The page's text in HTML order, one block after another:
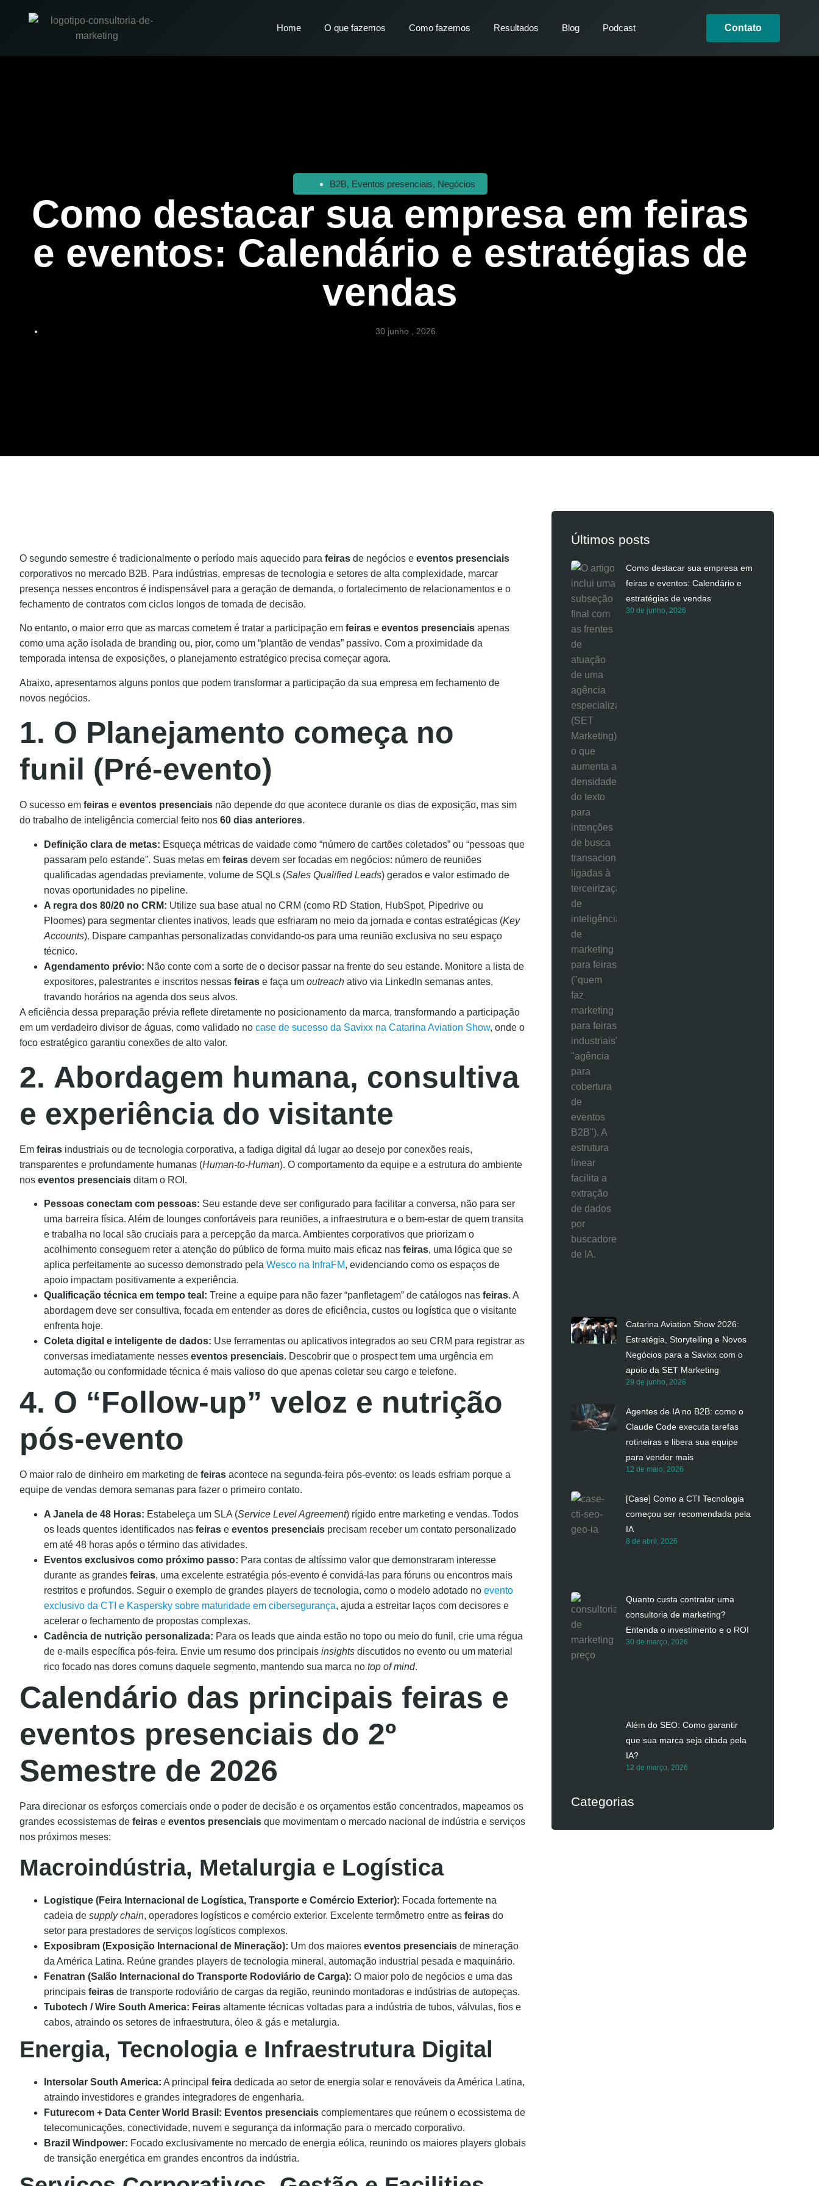
Home O que fazemos Como fazemos Resultados Blog Podcast Contato
B2B, Eventos presenciais, Negócios
Como destacar sua empresa em feiras
e eventos: Calendário e estratégias de
vendas
30 junho , 2026
O segundo semestre é tradicionalmente o período mais aquecido para feiras de negócios e eventos presenciais
corporativos no mercado B2B. Para indústrias, empresas de tecnologia e setores de alta complexidade, marcar
presença nesses encontros é indispensável para a geração de demanda, o fortalecimento de relacionamentos e o
fechamento de contratos com ciclos longos de tomada de decisão.
No entanto, o maior erro que as marcas cometem é tratar a participação em feiras e eventos presenciais apenas
como uma ação isolada de branding ou, pior, como um “plantão de vendas” passivo. Com a proximidade da
temporada intensa de exposições, o planejamento estratégico precisa começar agora.
Abaixo, apresentamos alguns pontos que podem transformar a participação da sua empresa em fechamento de
novos negócios.
1. O Planejamento começa no
funil (Pré-evento)
O sucesso em feiras e eventos presenciais não depende do que acontece durante os dias de exposição, mas sim
do trabalho de inteligência comercial feito nos 60 dias anteriores.
Definição clara de metas: Esqueça métricas de vaidade como “número de cartões coletados” ou “pessoas que
passaram pelo estande”. Suas metas em feiras devem ser focadas em negócios: número de reuniões
qualificadas agendadas previamente, volume de SQLs (Sales Qualified Leads) gerados e valor estimado de
novas oportunidades no pipeline.
A regra dos 80/20 no CRM: Utilize sua base atual no CRM (como RD Station, HubSpot, Pipedrive ou
Ploomes) para segmentar clientes inativos, leads que esfriaram no meio da jornada e contas estratégicas (Key
Accounts). Dispare campanhas personalizadas convidando-os para uma reunião exclusiva no seu espaço
técnico.
Agendamento prévio: Não conte com a sorte de o decisor passar na frente do seu estande. Monitore a lista de
expositores, palestrantes e inscritos nessas feiras e faça um outreach ativo via LinkedIn semanas antes,
travando horários na agenda dos seus alvos.
A eficiência dessa preparação prévia reflete diretamente no posicionamento da marca, transformando a participação
em um verdadeiro divisor de águas, como validado no case de sucesso da Savixx na Catarina Aviation Show, onde o
foco estratégico garantiu conexões de alto valor.
2. Abordagem humana, consultiva
e experiência do visitante
Em feiras industriais ou de tecnologia corporativa, a fadiga digital dá lugar ao desejo por conexões reais,
transparentes e profundamente humanas (Human-to-Human). O comportamento da equipe e a estrutura do ambiente
nos eventos presenciais ditam o ROI.
Pessoas conectam com pessoas: Seu estande deve ser configurado para facilitar a conversa, não para ser
uma barreira física. Além de lounges confortáveis para reuniões, a infraestrutura e o bem-estar de quem transita
e trabalha no local são cruciais para a percepção da marca. Ambientes corporativos que priorizam o
acolhimento conseguem reter a atenção do público de forma muito mais eficaz nas feiras, uma lógica que se
aplica perfeitamente ao sucesso demonstrado pela Wesco na InfraFM, evidenciando como os espaços de
apoio impactam positivamente a experiência.
Qualificação técnica em tempo teal: Treine a equipe para não fazer “panfletagem” de catálogos nas feiras. A
abordagem deve ser consultiva, focada em entender as dores de eficiência, custos ou logística que o visitante
enfrenta hoje.
Coleta digital e inteligente de dados: Use ferramentas ou aplicativos integrados ao seu CRM para registrar as
conversas imediatamente nesses eventos presenciais. Descobrir que o prospect tem uma urgência em
automação ou conformidade técnica é mais valioso do que apenas coletar seu cargo e telefone.
4. O “Follow-up” veloz e nutrição
pós-evento
O maior ralo de dinheiro em marketing de feiras acontece na segunda-feira pós-evento: os leads esfriam porque a
equipe de vendas demora semanas para fazer o primeiro contato.
A Janela de 48 Horas: Estabeleça um SLA (Service Level Agreement) rígido entre marketing e vendas. Todos
os leads quentes identificados nas feiras e eventos presenciais precisam receber um contato personalizado
em até 48 horas após o término das atividades.
Eventos exclusivos como próximo passo: Para contas de altíssimo valor que demonstraram interesse
durante as grandes feiras, uma excelente estratégia pós-evento é convidá-las para fóruns ou encontros mais
restritos e profundos. Seguir o exemplo de grandes players de tecnologia, como o modelo adotado no evento
exclusivo da CTI e Kaspersky sobre maturidade em cibersegurança, ajuda a estreitar laços com decisores e
acelerar o fechamento de propostas complexas.
Cadência de nutrição personalizada: Para os leads que ainda estão no topo ou meio do funil, crie uma régua
de e-mails específica pós-feira. Envie um resumo dos principais insights discutidos no evento ou um material
rico focado nas dores comuns daquele segmento, mantendo sua marca no top of mind.
Calendário das principais feiras e
eventos presenciais do 2º
Semestre de 2026
Para direcionar os esforços comerciais onde o poder de decisão e os orçamentos estão concentrados, mapeamos os
grandes ecossistemas de feiras e eventos presenciais que movimentam o mercado nacional de indústria e serviços
nos próximos meses:
Macroindústria, Metalurgia e Logística
Logistique (Feira Internacional de Logística, Transporte e Comércio Exterior): Focada fortemente na
cadeia de supply chain, operadores logísticos e comércio exterior. Excelente termômetro entre as feiras do
setor para prestadores de serviços logísticos complexos.
Exposibram (Exposição Internacional de Mineração): Um dos maiores eventos presenciais de mineração
da América Latina. Reúne grandes players de tecnologia mineral, automação industrial pesada e maquinário.
Fenatran (Salão Internacional do Transporte Rodoviário de Carga): O maior polo de negócios e uma das
principais feiras de transporte rodoviário de cargas da região, reunindo montadoras e indústrias de autopeças.
Tubotech / Wire South America: Feiras altamente técnicas voltadas para a indústria de tubos, válvulas, fios e
cabos, atraindo os setores de infraestrutura, óleo & gás e metalurgia.
Energia, Tecnologia e Infraestrutura Digital
Intersolar South America: A principal feira dedicada ao setor de energia solar e renováveis da América Latina,
atraindo investidores e grandes integradores de engenharia.
Futurecom + Data Center World Brasil: Eventos presenciais complementares que reúnem o ecossistema de
telecomunicações, conectividade, nuvem e segurança da informação para o mercado corporativo.
Brazil Windpower: Focado exclusivamente no mercado de energia eólica, reunindo os maiores players globais
de transição energética em grandes encontros da indústria.
Últimos posts
Como destacar sua empresa em
feiras e eventos: Calendário e
estratégias de vendas
30 de junho, 2026
Catarina Aviation Show 2026:
Estratégia, Storytelling e Novos
Negócios para a Savixx com o
apoio da SET Marketing
29 de junho, 2026
Agentes de IA no B2B: como o
Claude Code executa tarefas
rotineiras e libera sua equipe
para vender mais
12 de maio, 2026
[Case] Como a CTI Tecnologia
começou ser recomendada pela
IA
8 de abril, 2026
Quanto custa contratar uma
consultoria de marketing?
Entenda o investimento e o ROI
30 de março, 2026
Além do SEO: Como garantir
que sua marca seja citada pela
IA?
12 de março, 2026
Categorias